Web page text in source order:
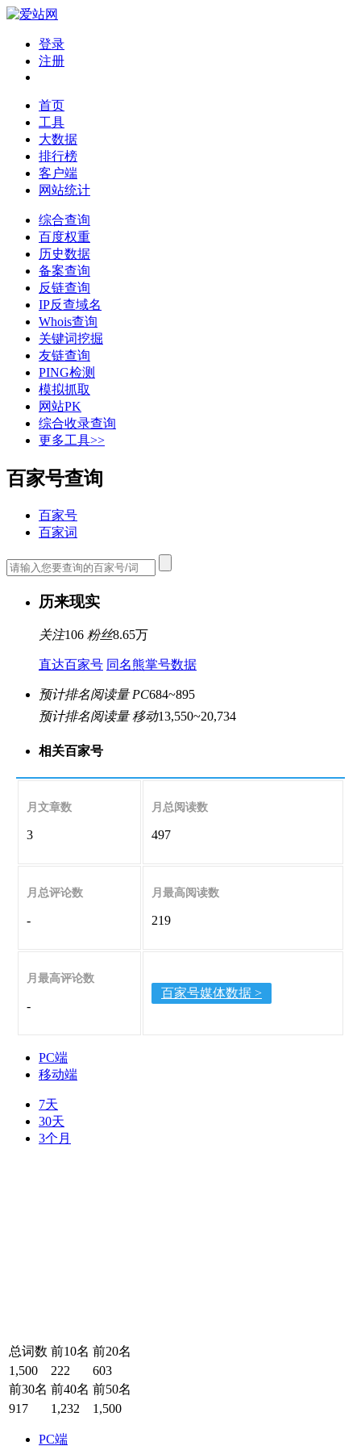
登录
注册
首页
工具
大数据
排行榜
客户端
网站统计
综合查询
百度权重
历史数据
备案查询
反链查询
IP反查域名
Whois查询
关键词挖掘
友链查询
PING检测
模拟抓取
网站PK
综合收录查询
更多工具>>
百家号查询
百家号
百家词
历来现实
关注106 粉丝8.65万
直达百家号 同名熊掌号数据
预计排名阅读量 PC684~895
预计排名阅读量 移动13,550~20,734
相关百家号
月文章数
3
月总阅读数
497
月总评论数
-
月最高阅读数
219
月最高评论数
-
百家号媒体数据 >
PC端
移动端
7天
30天
3个月
总词数 前10名 前20名
1,500
222
603
前30名 前40名 前50名
917
1,232 1,500
PC端